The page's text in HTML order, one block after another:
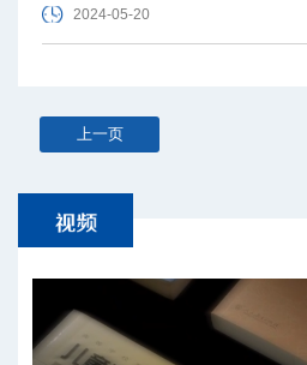
2024-05-20
上一页